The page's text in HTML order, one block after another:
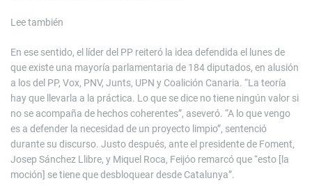
Lee también
En ese sentido, el líder del PP reiteró la idea defendida el lunes de
que existe una mayoría parlamentaria de 184 diputados, en alusión
a los del PP, Vox, PNV, Junts, UPN y Coalición Canaria. “La teoría
hay que llevarla a la práctica. Lo que se dice no tiene ningún valor si
no se acompaña de hechos coherentes”, aseveró. “A lo que vengo
es a defender la necesidad de un proyecto limpio”, sentenció
durante su discurso. Justo después, ante el presidente de Foment,
Josep Sánchez Llibre, y Miquel Roca, Feijóo remarcó que “esto [la
moción] se tiene que desbloquear desde Catalunya”.